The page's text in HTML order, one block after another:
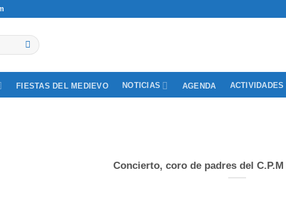
FIESTAS DEL MEDIEVO NOTICIAS AGENDA ACTIVIDADES
Concierto, coro de padres del